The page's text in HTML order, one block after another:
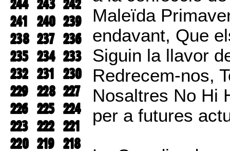
244 243 242
241 240 239
238 237 236
235 234 233
232 231 230
229 228 227
226 225 224
223 222 221
220 219 218
Maleïda
endavant, Que
Siguin la llavor
Redrecem-nos,
Nosaltres No Hi
per a futures